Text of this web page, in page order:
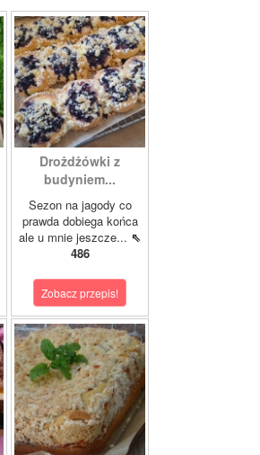
Drożdżówki z
budyniem...
Sezon na jagody co
prawda dobiega końca
ale u mnie jeszcze... ⇖
486
Zobacz przepis!